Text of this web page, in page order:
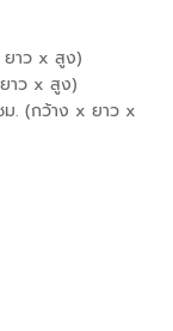
ยาว x สูง)
าว x สูง)
ม. (กว้าง x ยาว x